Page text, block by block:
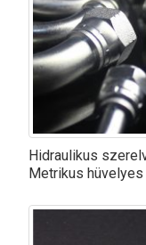
Hidraulikus
Metrikus hüvelyes